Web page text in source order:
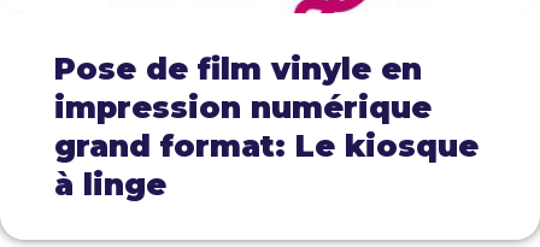
Pose de film vinyle en
impression numérique
grand format: Le kiosque
à linge